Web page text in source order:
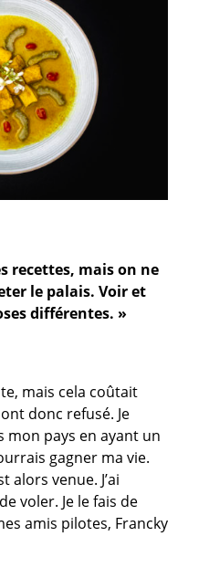
recettes, mais on ne
le palais. Voir et
différentes. »
mais cela coûtait
donc refusé. Je
pays en ayant un
gagner ma vie.
alors venue. J’ai
voler. Je le fais de
amis pilotes, Francky